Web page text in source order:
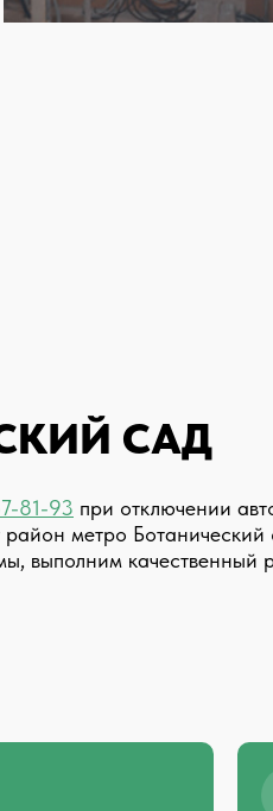
САД
81-93 при отключении
метро
выполним